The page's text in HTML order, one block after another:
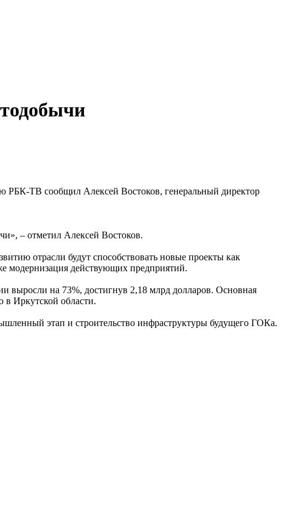
РБК-ТВ сообщил Алексей Востоков, генеральный директор
– отметил Алексей Востоков.
отрасли будут способствовать новые проекты как
модернизация действующих предприятий.
выросли на 73%, достигнув 2,18 млрд долларов. Основная
в Иркутской области.
этап и строительство инфраструктуры будущего ГОКа.